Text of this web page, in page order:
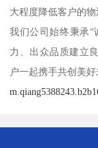
大程度降低客户的物
我们公司始终秉承“
力、出众品质建立
户一起携手共创美好